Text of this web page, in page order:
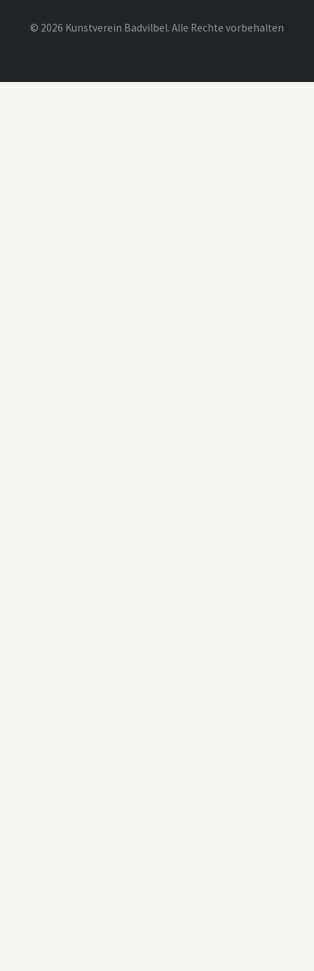
© 2026 Kunstverein Badvilbel. Alle Rechte vorbehalten